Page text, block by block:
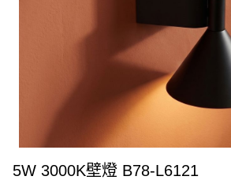
5W 3000K壁燈 B78-L6121